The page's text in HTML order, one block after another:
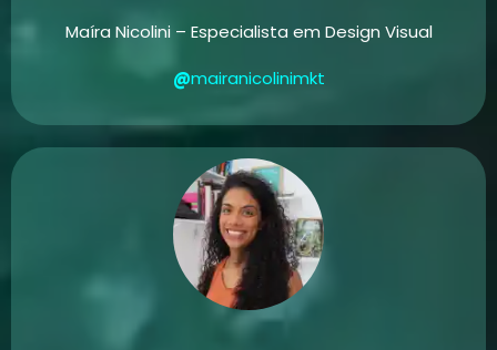
Maíra Nicolini – Especialista em Design Visual
@mairanicolinimkt